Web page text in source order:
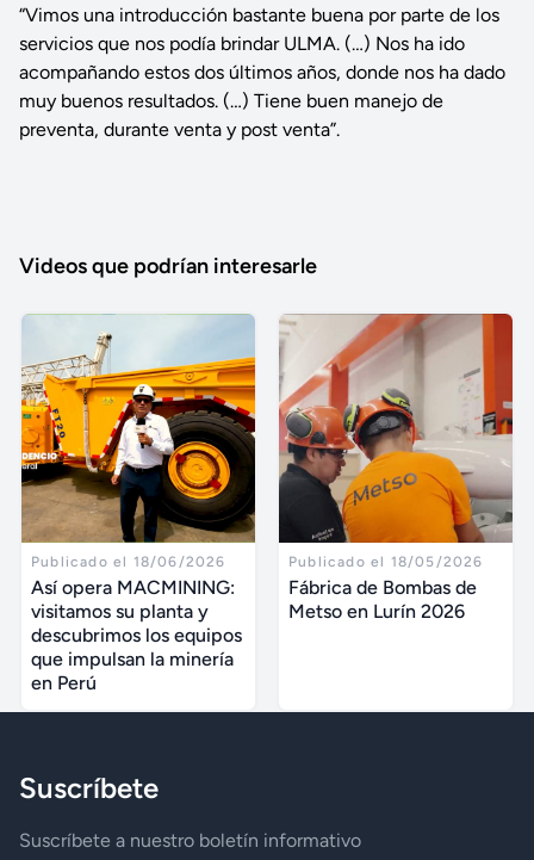
“Vimos una introducción bastante buena por parte de los
servicios que nos podía brindar ULMA. (…) Nos ha ido
acompañando estos dos últimos años, donde nos ha dado
muy buenos resultados. (…) Tiene buen manejo de
preventa, durante venta y post venta”.
Videos que podrían interesarle
Publicado el 18/06/2026
Así opera MACMINING:
visitamos su planta y
descubrimos los equipos
que impulsan la minería
en Perú
Publicado el 18/05/2026
Fábrica de Bombas de
Metso en Lurín 2026
Suscríbete
Suscríbete a nuestro boletín informativo